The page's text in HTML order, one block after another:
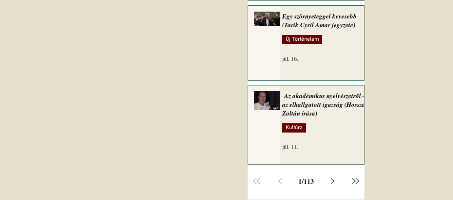
Egy szörnyeteggel kevesebb
(Tarik Cyril Amar jegyzete)
Új Történelem
júl. 16.
Az akadémikus nyelvészetről –
az elhallgatott igazság (Hosszú
Zoltán írása)
Kultúra
júl. 11.
1/113